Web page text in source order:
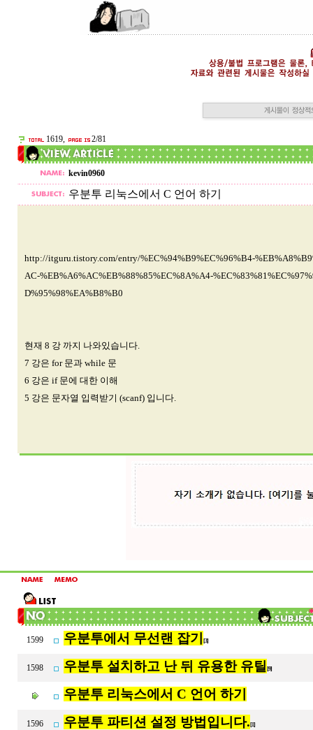
1619, 2/81
kevin0960
우분투 리눅스에서 C 언어 하기
http://itguru.tistory.com/entry/%EC%94%B9%EC%96%B4-
AC-%EB%A6%AC%EB%88%85%EC%8A%A4-
D%95%98%EA%B8%B0
현재 8 강 까지 나와있습니다.
7 강은 for 문과 while 문
6 강은 if 문에 대한 이해
5 강은 문자열 입력받기 (scanf) 입니다.
1599 우분투에서 무선랜 잡기 [3]
1598 우분투 설치하고 난 뒤 유용한 유틸 [9]
우분투 리눅스에서 C 언어 하기
1596 우분투 파티션 설정 방법입니다. [1]